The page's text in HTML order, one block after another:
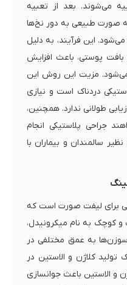
می‌شوند. بعد از تعبیه
صورت طبیعی به دور نخ‌ها
این فرآیند، به دلیل
بافت پوستی، باعث افزایش
مزیت این روش این
دردناک است و نیازی
طولانی ندارد. همچنین،
جراحی پلاستیکی انجام
سالمندان و بیماران با
برای لیفت صورت است که
و کوچک به نام میکرونیدل،
به عمق مختلفی در
کلاژن و الاستین در
و الاستین باعث جوانسازی